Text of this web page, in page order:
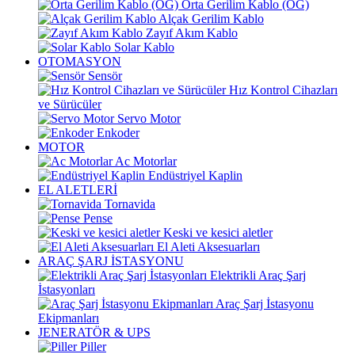
Orta Gerilim Kablo (OG)
Alçak Gerilim Kablo
Zayıf Akım Kablo
Solar Kablo
OTOMASYON
Sensör
Hız Kontrol Cihazları
ve Sürücüler
Servo Motor
Enkoder
MOTOR
Ac Motorlar
Endüstriyel Kaplin
EL ALETLERİ
Tornavida
Pense
Keski ve kesici aletler
El Aleti Aksesuarları
ARAÇ ŞARJ İSTASYONU
Elektrikli Araç Şarj
İstasyonları
Araç Şarj İstasyonu
Ekipmanları
JENERATÖR & UPS
Piller